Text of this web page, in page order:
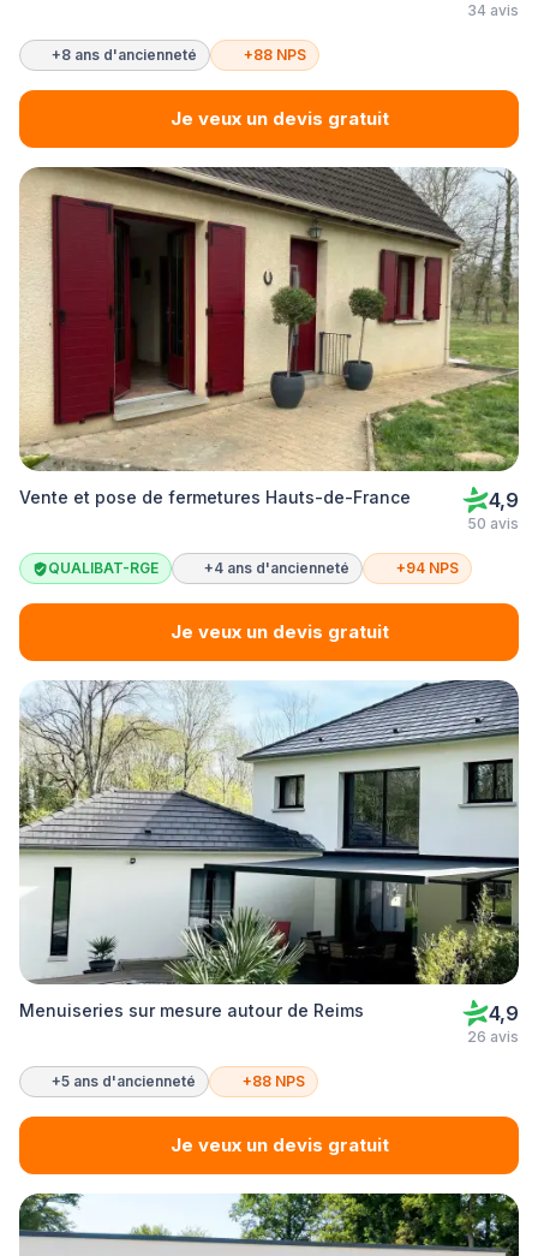
34 avis
+8 ans d'ancienneté +88 NPS
Je veux un devis gratuit
Vente et pose de fermetures Hauts-de-France 4,9
50 avis
QUALIBAT-RGE +4 ans d'ancienneté +94 NPS
Je veux un devis gratuit
Menuiseries sur mesure autour de Reims 4,9
26 avis
+5 ans d'ancienneté +88 NPS
Je veux un devis gratuit